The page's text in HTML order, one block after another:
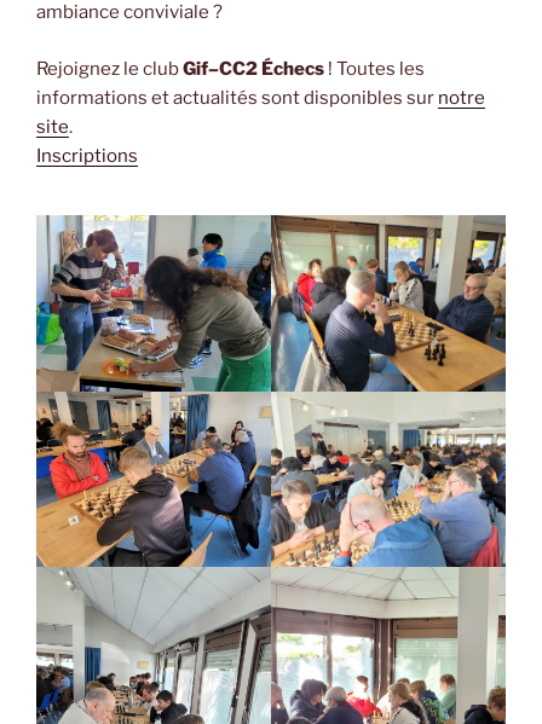
ambiance conviviale ?
Rejoignez le clubGif–CC2 Échecs ! Toutes les
informations et actualités sont disponibles sur notre
site.
Inscriptions